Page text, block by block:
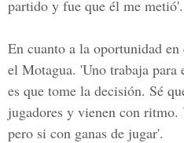
partido y fue que él me metió'.
En cuanto a la oportunidad en
el Motagua. 'Uno trabaja
es que tome la decisión. Sé
jugadores y vienen con ritmo.
pero si con ganas de jugar'.